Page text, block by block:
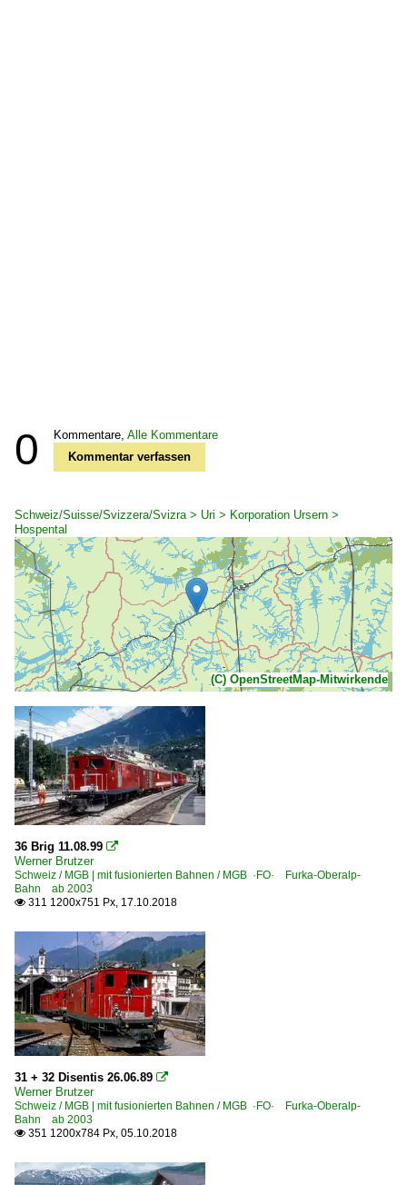
0 Kommentare, Alle Kommentare
Kommentar verfassen
Schweiz/Suisse/Svizzera/Svizra > Uri > Korporation Ursern >
Hospental
(C) OpenStreetMap-Mitwirkende
36 Brig 11.08.99 
Werner Brutzer
Schweiz / MGB | mit fusionierten Bahnen / MGB ·FO· Furka-Oberalp-
Bahn ab 2003
 311 1200x751 Px, 17.10.2018
31 + 32 Disentis 26.06.89 
Werner Brutzer
Schweiz / MGB | mit fusionierten Bahnen / MGB ·FO· Furka-Oberalp-
Bahn ab 2003
 351 1200x784 Px, 05.10.2018